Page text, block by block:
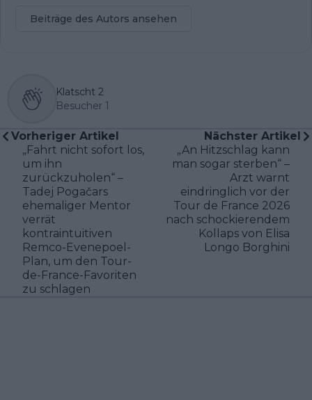
Beiträge des Autors ansehen
Klatscht 2
Besucher 1
Vorheriger Artikel
„Fahrt nicht sofort los,
um ihn
zurückzuholen“ –
Tadej Pogačars
ehemaliger Mentor
verrät
kontraintuitiven
Remco-Evenepoel-
Plan, um den Tour-
de-France-Favoriten
zu schlagen
Nächster Artikel
„An Hitzschlag kann
man sogar sterben“ –
Arzt warnt
eindringlich vor der
Tour de France 2026
nach schockierendem
Kollaps von Elisa
Longo Borghini